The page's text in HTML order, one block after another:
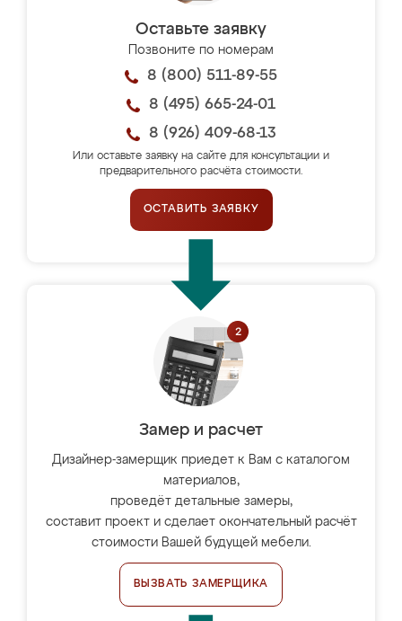
Оставьте заявку
Позвоните по номерам
8 (800) 511-89-55
8 (495) 665-24-01
8 (926) 409-68-13
Или оставьте заявку на сайте для консультации и
предварительного расчёта стоимости.
ОСТАВИТЬ ЗАЯВКУ
Замер и расчет
Дизайнер-замерщик приедет к Вам с каталогом
материалов,
проведёт детальные замеры,
составит проект и сделает окончательный расчёт
стоимости Вашей будущей мебели.
ВЫЗВАТЬ ЗАМЕРЩИКА